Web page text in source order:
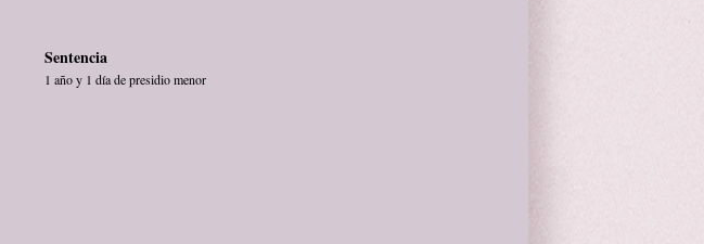
Sentencia
1 año y 1 día de presidio menor